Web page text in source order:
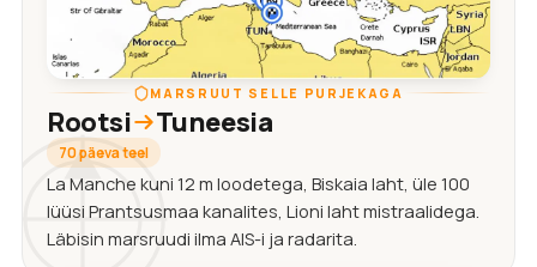
MARSRUUT SELLE PURJEKAGA
Rootsi Tuneesia
70 päeva teel
La Manche kuni 12 m loodetega, Biskaia laht, üle 100
lüüsi Prantsusmaa kanalites, Lioni laht mistraalidega.
Läbisin marsruudi ilma AIS-i ja radarita.